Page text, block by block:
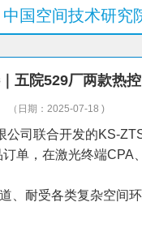
中国空间技术研究
五院529厂两款热
（日期：2025-07-18 )
司联合开发的KS-
，在激光终端
耐受各类复杂空间